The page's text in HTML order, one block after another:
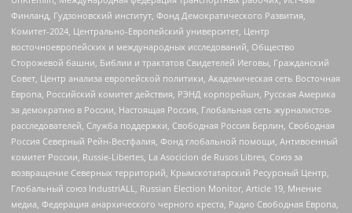
Финланд, Гудзоновский институт, Фонд Демократического Развития,
Комитет-2024, Центрально-Европейский университет, Центр
восточноевропейских и международных исследований, Общество
Сторожевой башни, Библии и трактатов Свидетелей Иеговы, Гражданский
Совет, Центр анализа европейской политики, Академическая сеть Восточная
Европа, Российский комитет действия, РЭНД корпорейшн, Русская Америка
за демократию в России, Настоящая Россия, Глобальная сеть журналистов-
расследователей, Служба поддержки, Свободная Россия Берлин, Свободная
Россия Северный Рейн-Вестфалия, Фонд глобальной помощи, Антивоенный
комитет России, Russie-Libertes, La Asocicion de Rusos Libres, Союз за
возвращение Северных территорий, Крымскотатарский Ресурсный Центр,
Глобальный союз IndustriALL, Russian Election Monitor, Article 19, Мнение
медиа, Федерация анархического черного креста, Радио Свободная Европа,